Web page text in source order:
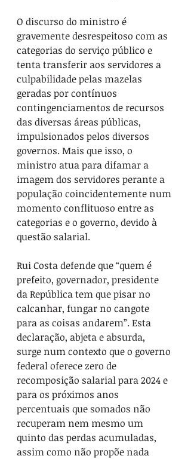
O discurso do ministro é
gravemente desrespeitoso com as
categorias do serviço público e
tenta transferir aos servidores a
culpabilidade pelas mazelas
geradas por contínuos
contingenciamentos de recursos
das diversas áreas públicas,
impulsionados pelos diversos
governos. Mais que isso, o
ministro atua para difamar a
imagem dos servidores perante a
população coincidentemente num
momento conflituoso entre as
categorias e o governo, devido à
questão salarial.
Rui Costa defende que “quem é
prefeito, governador, presidente
da República tem que pisar no
calcanhar, fungar no cangote
para as coisas andarem”. Esta
declaração, abjeta e absurda,
surge num contexto que o governo
federal oferece zero de
recomposição salarial para 2024 e
para os próximos anos
percentuais que somados não
recuperam nem mesmo um
quinto das perdas acumuladas,
assim como não propõe nada